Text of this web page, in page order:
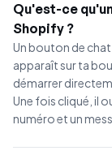
Qu'est-ce
Shopify ?
Un bouton de
apparaît sur ta
démarrer
Une fois cliqué, il
numéro et un